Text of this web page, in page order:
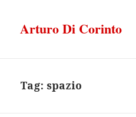
Arturo Di Corinto
Tag: spazio